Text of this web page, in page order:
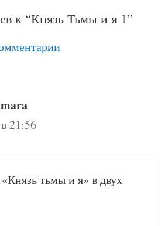
к “Князь Тьмы и я 1”
21:56
тьмы и я» в двух